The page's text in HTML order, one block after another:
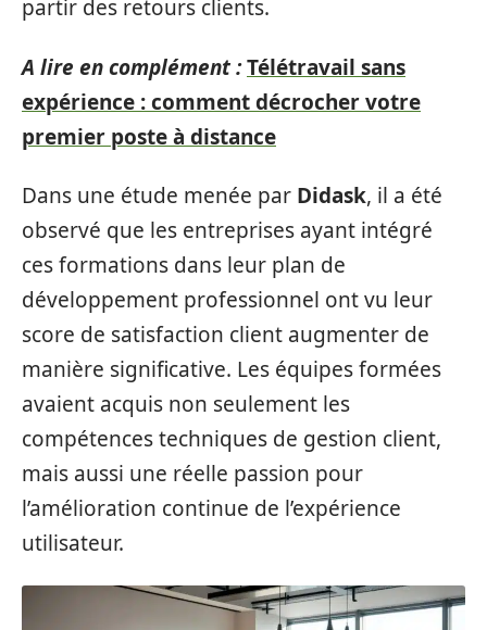
partir des retours clients.
A lire en complément :Télétravail sans
expérience : comment décrocher votre
premier poste à distance
Dans une étude menée par Didask, il a été
observé que les entreprises ayant intégré
ces formations dans leur plan de
développement professionnel ont vu leur
score de satisfaction client augmenter de
manière significative. Les équipes formées
avaient acquis non seulement les
compétences techniques de gestion client,
mais aussi une réelle passion pour
l’amélioration continue de l’expérience
utilisateur.